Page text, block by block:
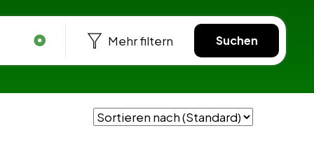
Mehr filtern Suchen